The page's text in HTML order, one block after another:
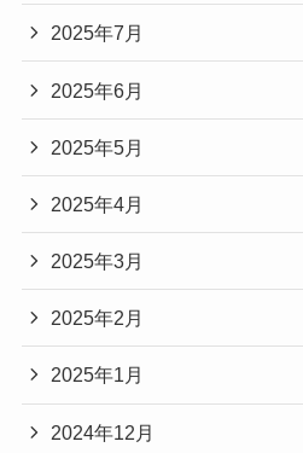
2025年7月
2025年6月
2025年5月
2025年4月
2025年3月
2025年2月
2025年1月
2024年12月